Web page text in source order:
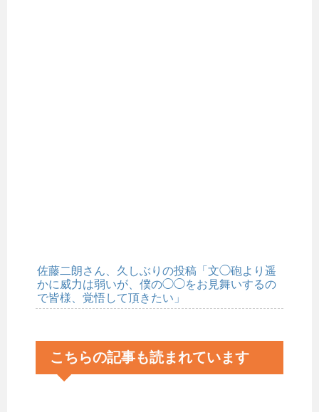
佐藤二朗さん、久しぶりの投稿「文◯砲より遥
かに威力は弱いが、僕の◯◯をお見舞いするの
で皆様、覚悟して頂きたい」
こちらの記事も読まれています